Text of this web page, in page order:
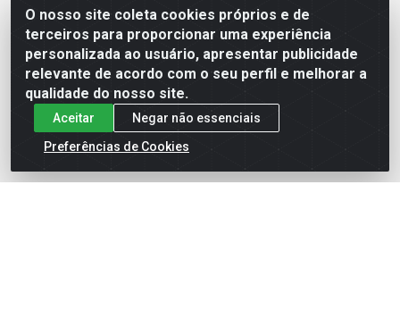
O nosso site coleta cookies próprios e de
terceiros para proporcionar uma experiência
personalizada ao usuário, apresentar publicidade
relevante de acordo com o seu perfil e melhorar a
qualidade do nosso site.
Aceitar
Negar não essenciais
Preferências de Cookies
Formas de Pagamento
Baixe nosso APP